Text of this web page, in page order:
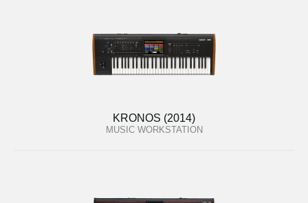
KRONOS (2014)
MUSIC WORKSTATION